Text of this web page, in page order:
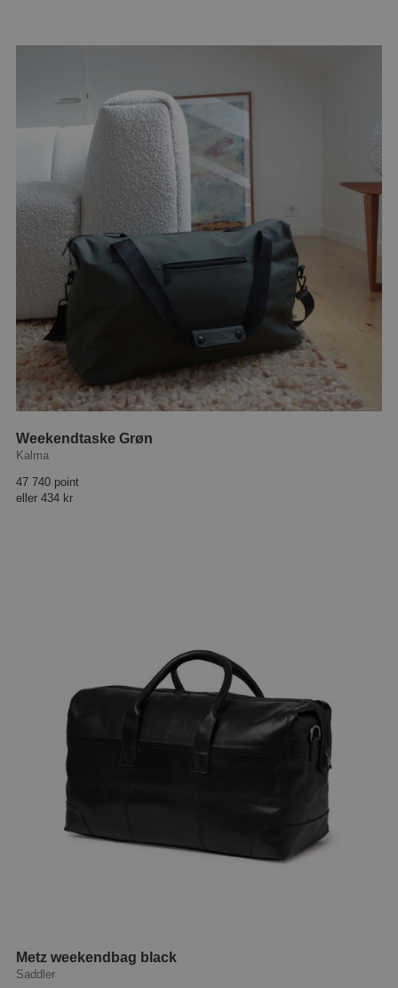
Weekendtaske Grøn
Kalma
47 740 point
eller 434 kr
Metz weekendbag black
Saddler